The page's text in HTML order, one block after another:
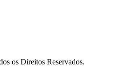
os Direitos Reservados.